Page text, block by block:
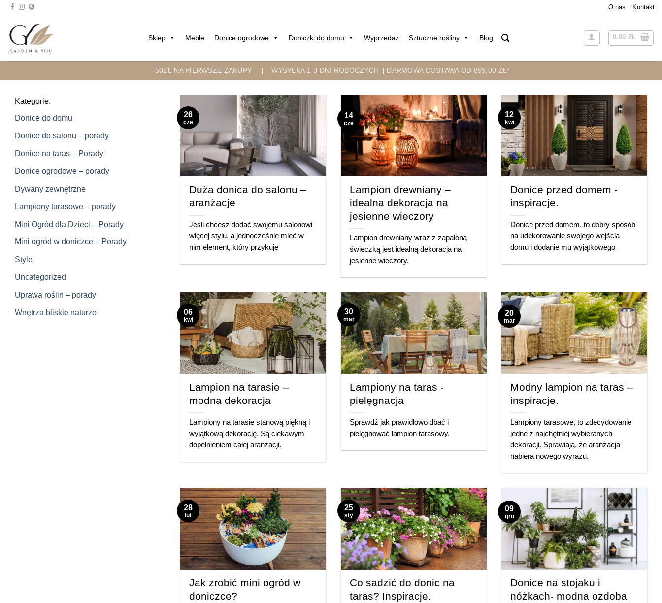
Przejdź
treści
O nas Kontakt
Sklep Meble Donice ogrodowe Doniczki do domu Wyprzedaż Sztuczne rośliny Blog 0.00 ZŁ
-50ZŁ NA PIERWSZE ZAKUPY |WYSYŁKA 1-3 DNI ROBOCZYCH | DARMOWA DOSTAWA OD 899,00 ZŁ*
Kategorie:
Donice do domu
Donice do salonu – porady
Donice na taras – Porady
Donice ogrodowe – porady
Dywany zewnętrzne
Lampiony tarasowe – porady
Mini Ogród dla Dzieci – Porady
Mini ogród w doniczce – Porady
Style
Uncategorized
Uprawa roślin – porady
Wnętrza bliskie naturze
Duża donica do salonu –
aranżacje
Jeśli chcesz dodać swojemu salonowi
więcej stylu, a jednocześnie mieć w
nim element, który przykuje
26
cze
Lampion drewniany –
idealna dekoracja na
jesienne wieczory
Lampion drewniany wraz z zapaloną
świeczką jest idealną dekoracja na
jesienne wieczory.
14
cze
Donice przed domem -
inspiracje.
Donice przed domem, to dobry sposób
na udekorowanie swojego wejścia
domu i dodanie mu wyjątkowego
12
kwi
Lampion na tarasie –
modna dekoracja
Lampiony na tarasie stanową piękną i
wyjątkową dekorację. Są ciekawym
dopełnieniem całej aranżacji.
06
kwi
Lampiony na taras -
pielęgnacja
Sprawdź jak prawidłowo dbać i
pielęgnować lampion tarasowy.
30
mar
Modny lampion na taras –
inspiracje.
Lampiony tarasowe, to zdecydowanie
jedne z najchętniej wybieranych
dekoracji. Sprawiają, że aranżacja
nabiera nowego wyrazu.
20
mar
Jak zrobić mini ogród w
doniczce?
28
lut
Co sadzić do donic na
taras? Inspiracje.
25
sty
Donice na stojaku i
nóżkach- modna ozdoba
09
gru